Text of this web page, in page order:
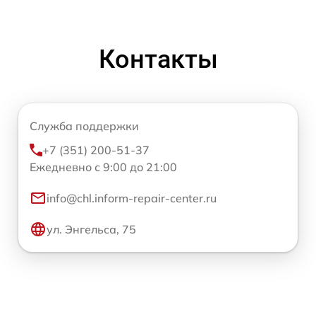
Контакты
Служба поддержки
+7 (351) 200-51-37
Ежедневно с 9:00 до 21:00
info@chl.inform-repair-center.ru
ул. Энгельса, 75